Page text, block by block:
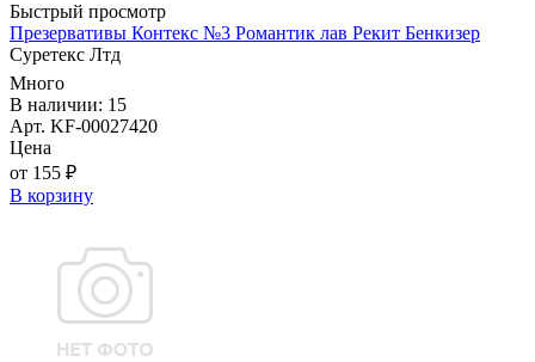
Быстрый просмотр
Презервативы Контекс №3 Романтик лав Рекит Бенкизер
Суретекс Лтд
Много
В наличии: 15
Арт. KF-00027420
Цена
от 155 ₽
В корзину